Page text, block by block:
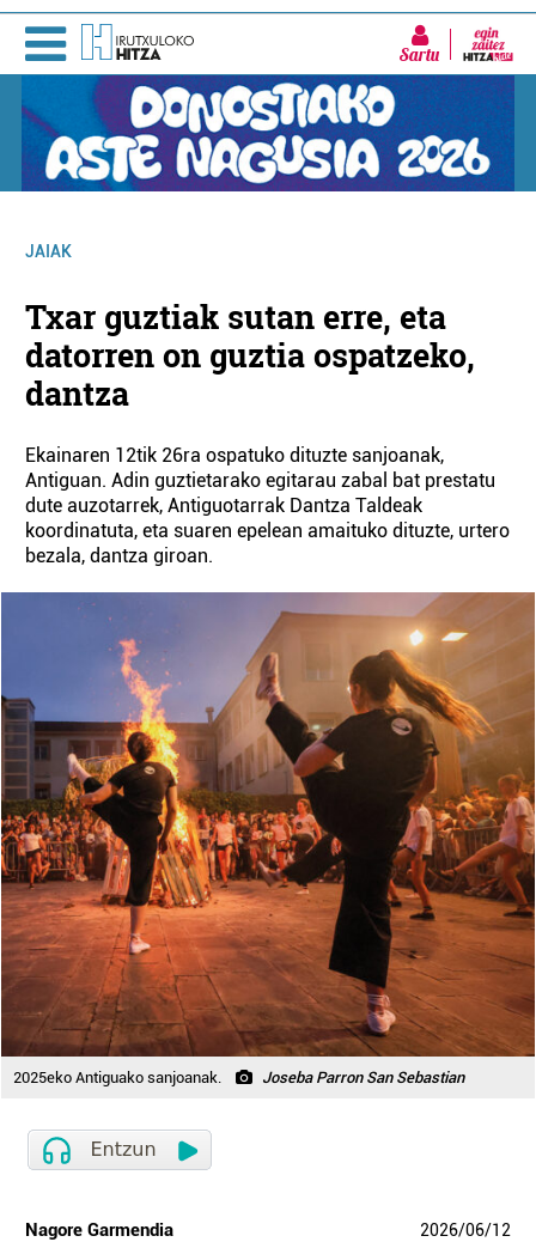
Sartu
JAIAK
Txar guztiak sutan erre, eta
datorren on guztia ospatzeko,
dantza
Ekainaren 12tik 26ra ospatuko dituzte sanjoanak,
Antiguan. Adin guztietarako egitarau zabal bat prestatu
dute auzotarrek, Antiguotarrak Dantza Taldeak
koordinatuta, eta suaren epelean amaituko dituzte, urtero
bezala, dantza giroan.
2025eko Antiguako sanjoanak. Joseba Parron San Sebastian
Nagore Garmendia 2026/06/12